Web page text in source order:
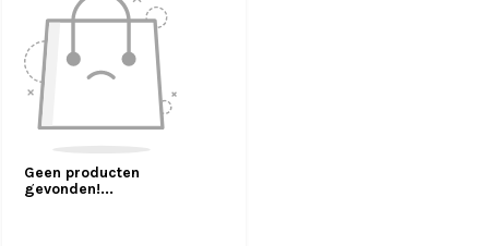
Geen producten
gevonden!...